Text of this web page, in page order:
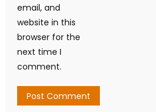
email, and
website in this
browser for the
next time I
comment.